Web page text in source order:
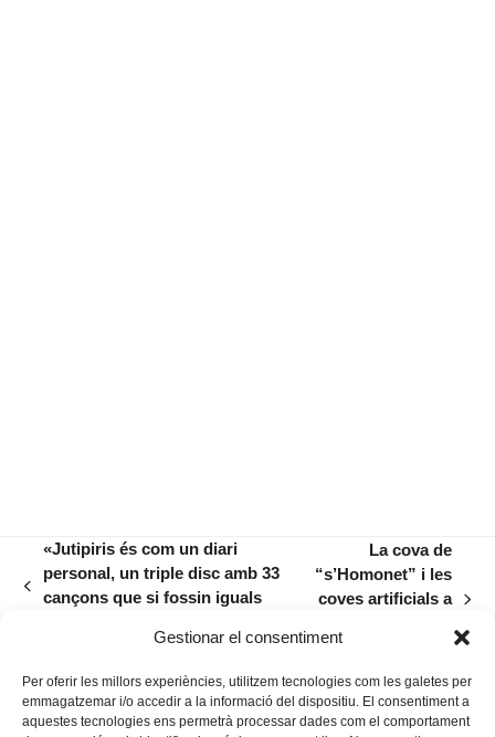
Gestionar el consentiment
Per oferir les millors experiències, utilitzem tecnologies com les galetes per
emmagatzemar i/o accedir a la informació del dispositiu. El consentiment a
aquestes tecnologies ens permetrà processar dades com el comportament
previous
«Jutipiris és com un diari
personal, un triple disc amb 33
cançons que si fossin iguals
next
post:
La cova de
“s’Homonet” i les
coves artificials a